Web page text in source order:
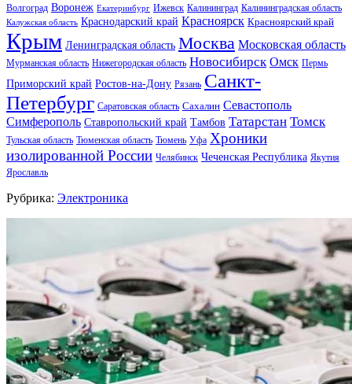
Волгоград Воронеж Екатеринбург Ижевск Калининград Калининградская область
Калужская область Краснодарский край Красноярск Красноярский край
Крым Ленинградская область Москва Московская область
Мурманская область Нижегородская область Новосибирск Омск Пермь
Приморский край Ростов-на-Дону Рязань Санкт-
Петербург Саратовская область Сахалин Севастополь
Симферополь Ставропольский край Тамбов Татарстан Томск
Тульская область Тюменская область Тюмень Уфа Хроники
изолированной России Челябинск Чеченская Республика Якутия
Ярославль
Рубрика: Электроника